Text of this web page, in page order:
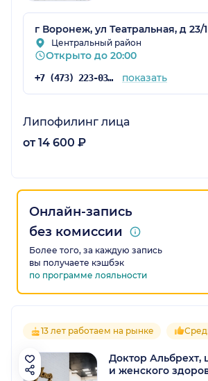
г Воронеж, ул Театральная, д 23/1
Центральный район
Открыто до 20:00
+7 (473) 223-03-03 показать
Липофилинг лица
от 14 600 ₽
Онлайн-запись
без комиссии
Более того, за каждую запись
вы получаете кэшбэк
по программе лояльности
13 лет работаем на рынке
Доктор Альбрехт,
и женского